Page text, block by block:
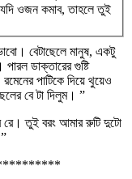
ওজন কমাব, তাহলে তুই
বেটাছেলে মানুষ, একটু
ডাক্তারের গুষ্টি
পাটিকে দিয়ে থুয়েও
বে টা দিলুম। ”
রে। তুই বরং আমার রুটি দুটো